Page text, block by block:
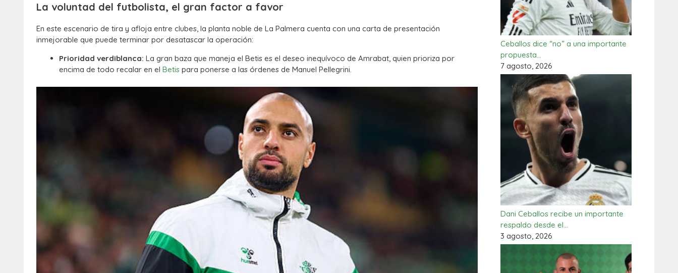
La voluntad del futbolista, el gran factor a favor
En este escenario de tira y afloja entre clubes, la planta noble de La Palmera cuenta con una carta de presentación
inmejorable que puede terminar por desatascar la operación:
Prioridad verdiblanca: La gran baza que maneja el Betis es el deseo inequívoco de Amrabat, quien prioriza por
encima de todo recalar en el Betis para ponerse a las órdenes de Manuel Pellegrini.
Ceballos dice “no” a una importante
propuesta…
7 agosto, 2026
Dani Ceballos recibe un importante
respaldo desde el…
3 agosto, 2026